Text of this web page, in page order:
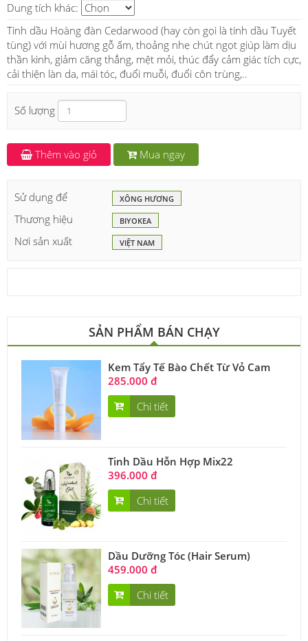
Dung tích khác:
Tinh dầu Hoàng đàn Cedarwood (hay còn gọi là tinh dầu Tuyết
tùng) với mùi hương gỗ ấm, thoảng nhẹ chút ngọt giúp làm dịu
thần kinh, giảm căng thẳng, mệt mỏi, thúc đẩy cảm giác tích cực,
cải thiện làn da, mái tóc, đuổi muỗi, đuổi côn trùng,..
Số lượng
Thêm vào giỏ Mua ngay
Sử dụng để XÔNG HƯƠNG
Thương hiệu BIYOKEA
Nơi sản xuất VIỆT NAM
SẢN PHẨM BÁN CHẠY
Kem Tẩy Tế Bào Chết Từ Vỏ Cam
285.000 đ
Chi tiết
Tinh Dầu Hỗn Hợp Mix22
396.000 đ
Chi tiết
Dầu Dưỡng Tóc (Hair Serum)
459.000 đ
Chi tiết